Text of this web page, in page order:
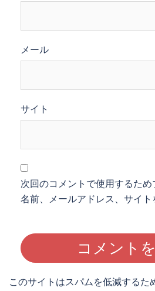
メール
サイト
次回のコメントで使用するた
名前、メールアドレス、サイト
このサイトはスパムを低減するた